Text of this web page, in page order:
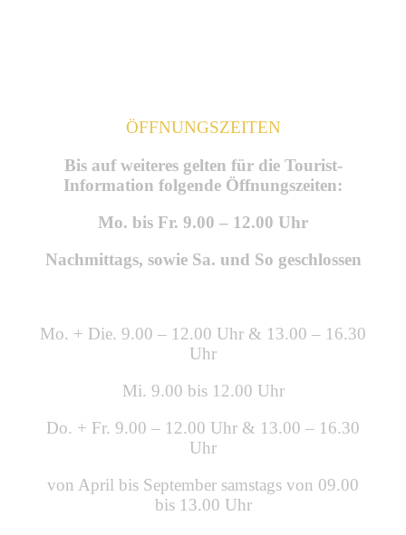
ÖFFNUNGSZEITEN
Bis auf weiteres gelten für die Tourist-
Information folgende Öffnungszeiten:
Mo. bis Fr. 9.00 – 12.00 Uhr
Nachmittags, sowie Sa. und So geschlossen
Mo. + Die. 9.00 – 12.00 Uhr & 13.00 – 16.30
Uhr
Mi. 9.00 bis 12.00 Uhr
Do. + Fr. 9.00 – 12.00 Uhr & 13.00 – 16.30
Uhr
von April bis September samstags von 09.00
bis 13.00 Uhr